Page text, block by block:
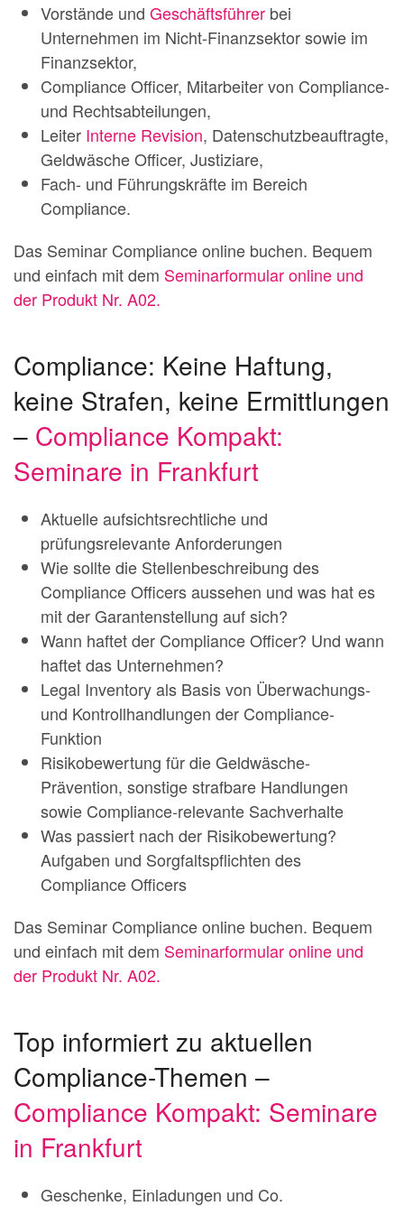
Vorstände und Geschäftsführer bei
Unternehmen im Nicht-Finanzsektor sowie im
Finanzsektor,
Compliance Officer, Mitarbeiter von Compliance-
und Rechtsabteilungen,
Leiter Interne Revision, Datenschutzbeauftragte,
Geldwäsche Officer, Justiziare,
Fach- und Führungskräfte im Bereich
Compliance.
Das Seminar Compliance online buchen. Bequem
und einfach mit dem Seminarformular online und
der Produkt Nr. A02.
Compliance: Keine Haftung,
keine Strafen, keine Ermittlungen
– Compliance Kompakt:
Seminare in Frankfurt
Aktuelle aufsichtsrechtliche und
prüfungsrelevante Anforderungen
Wie sollte die Stellenbeschreibung des
Compliance Officers aussehen und was hat es
mit der Garantenstellung auf sich?
Wann haftet der Compliance Officer? Und wann
haftet das Unternehmen?
Legal Inventory als Basis von Überwachungs-
und Kontrollhandlungen der Compliance-
Funktion
Risikobewertung für die Geldwäsche-
Prävention, sonstige strafbare Handlungen
sowie Compliance-relevante Sachverhalte
Was passiert nach der Risikobewertung?
Aufgaben und Sorgfaltspflichten des
Compliance Officers
Das Seminar Compliance online buchen. Bequem
und einfach mit dem Seminarformular online und
der Produkt Nr. A02.
Top informiert zu aktuellen
Compliance-Themen –
Compliance Kompakt: Seminare
in Frankfurt
Geschenke, Einladungen und Co.